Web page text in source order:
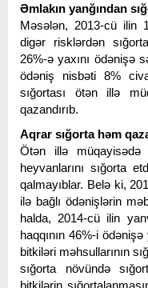
Əmlakın yanğından
Məsələn, 2013-cü ilin
digər risklərdən
26%-ə yaxını ödənişə
ödəniş nisbəti 8%
sığortası ötən illə
qazandırıb.
Aqrar sığorta həm
Ötən illə müqayisədə
heyvanlarını sığorta
qalmayıblar. Belə ki,
ilə bağlı ödənişlərin
halda, 2014-cü ilin
haqqının 46%-i
bitkiləri məhsullarının
sığorta növündə
bitkilərin